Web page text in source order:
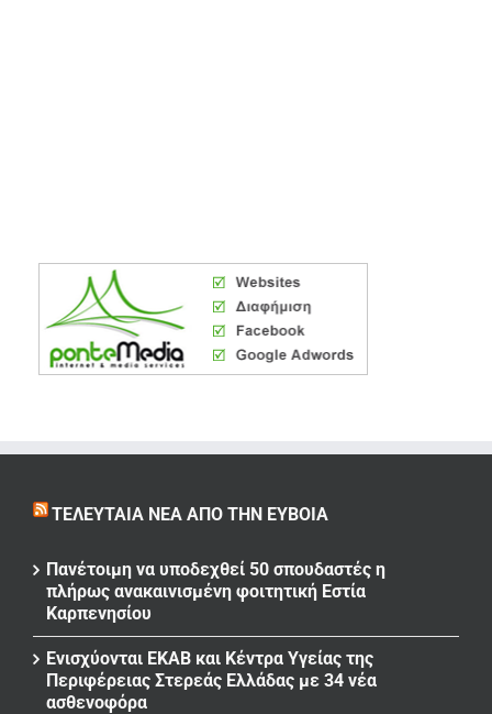
ΤΕΛΕΥΤΑΊΑ ΝΈΑ ΑΠΌ ΤΗΝ ΕΎΒΟΙΑ
Πανέτοιμη να υποδεχθεί 50 σπουδαστές η
πλήρως ανακαινισμένη φοιτητική Εστία
Καρπενησίου
Ενισχύονται ΕΚΑΒ και Κέντρα Υγείας της
Περιφέρειας Στερεάς Ελλάδας με 34 νέα
ασθενοφόρα